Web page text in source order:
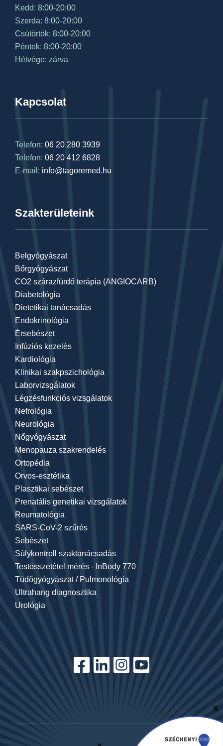
Kedd: 8:00-20:00
Szerda: 8:00-20:00
Csütörtök: 8:00-20:00
Péntek: 8:00-20:00
Hétvége: zárva
Kapcsolat
Telefon: 06 20 280 3939
Telefon: 06 20 412 6828
E-mail: info@tagoremed.hu
Szakterületeink
Belgyógyászat
Bőrgyógyászat
CO2 szárazfürdő terápia (ANGIOCARB)
Diabetológia
Dietetikai tanácsadás
Endokrinológia
Érsebészet
Infúziós kezelés
Kardiológia
Klinikai szakpszichológia
Laborvizsgálatok
Légzésfunkciós vizsgálatok
Nefrológia
Neurológia
Nőgyógyászat
Menopauza szakrendelés
Ortopédia
Orvos-esztétika
Plasztikai sebészet
Prenatális genetikai vizsgálatok
Reumatológia
SARS-CoV-2 szűrés
Sebészet
Súlykontroll szaktanácsadás
Testösszetétel mérés - InBody 770
Tüdőgyógyászat / Pulmonológia
Ultrahang diagnosztika
Urológia
X